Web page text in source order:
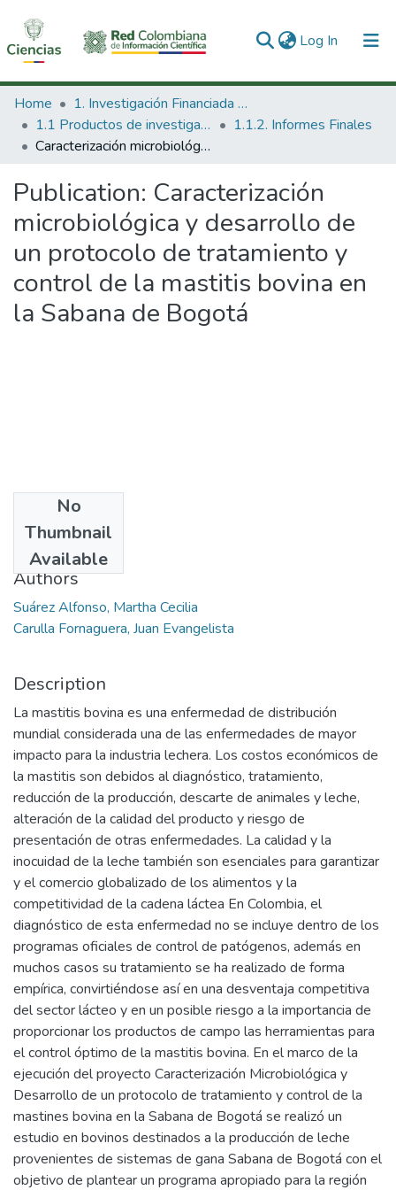
Log In (current)
Communities & Collections
All of DSpace
Home
1. Investigación Financiada con Recursos Públicos
1.1 Productos de investigación
1.1.2. Informes Finales
Caracterización microbiológica y desarrollo de un protocolo de tratamiento y control de la mastitis bovina en la Sabana de Bogotá
Publication: Caracterización
microbiológica y desarrollo de
un protocolo de tratamiento y
control de la mastitis bovina en
la Sabana de Bogotá
No
Thumbnail
Available
2014-03-16
Authors
Suárez Alfonso, Martha Cecilia
Carulla Fornaguera, Juan Evangelista
Description
La mastitis bovina es una enfermedad de distribución
mundial considerada una de las enfermedades de mayor
impacto para la industria lechera. Los costos económicos de
la mastitis son debidos al diagnóstico, tratamiento,
reducción de la producción, descarte de animales y leche,
alteración de la calidad del producto y riesgo de
presentación de otras enfermedades. La calidad y la
inocuidad de la leche también son esenciales para garantizar
y el comercio globalizado de los alimentos y la
competitividad de la cadena láctea En Colombia, el
diagnóstico de esta enfermedad no se incluye dentro de los
programas oficiales de control de patógenos, además en
muchos casos su tratamiento se ha realizado de forma
empírica, convirtiéndose así en una desventaja competitiva
del sector lácteo y en un posible riesgo a la importancia de
proporcionar los productos de campo las herramientas para
el control óptimo de la mastitis bovina. En el marco de la
ejecución del proyecto Caracterización Microbiológica y
Desarrollo de un protocolo de tratamiento y control de la
mastines bovina en la Sabana de Bogotá se realizó un
estudio en bovinos destinados a la producción de leche
provenientes de sistemas de gana Sabana de Bogotá con el
objetivo de plantear un programa apropiado para la región